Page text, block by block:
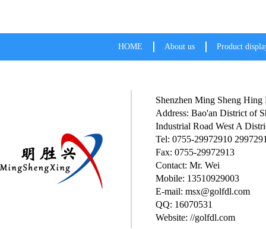
HOME About us Product
Shenzhen Ming Sheng
Address: Bao'an District of
Industrial Road West A
Tel: 0755-29972910
Fax: 0755-29972913
Contact: Mr. Wei
Mobile: 13510929003
E-mail: msx@golfdl.com
QQ: 16070531
Website: //golfdl.com